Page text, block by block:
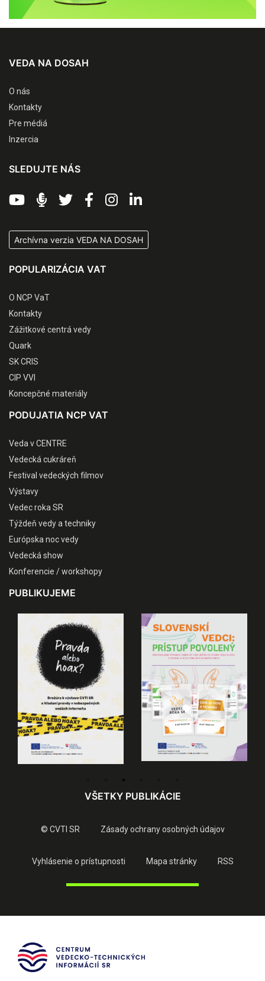
VEDA NA DOSAH
O nás
Kontakty
Pre médiá
Inzercia
SLEDUJTE NÁS
Archívna verzia VEDA NA DOSAH
POPULARIZÁCIA VAT
O NCP VaT
Kontakty
Zážitkové centrá vedy
Quark
SK CRIS
CIP VVI
Koncepčné materiály
PODUJATIA NCP VAT
Veda v CENTRE
Vedecká cukráreň
Festival vedeckých filmov
Výstavy
Vedec roka SR
Týždeň vedy a techniky
Európska noc vedy
Vedecká show
Konferencie / workshopy
PUBLIKUJEME
VŠETKY PUBLIKÁCIE
© CVTI SR Zásady ochrany osobných údajov
Vyhlásenie o prístupnosti Mapa stránky RSS